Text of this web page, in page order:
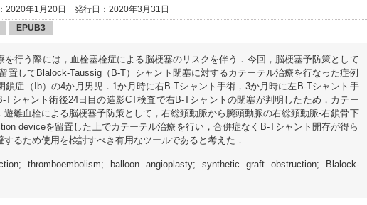
2020年1月20日
発行日：2020年3月31日
EPUB3
を行う際には，血栓塞栓症による脳梗塞のリスクを伴う．今回，脳梗塞予防策として
置してBlalock-Taussig（B-T）シャント閉塞に対するカテーテル治療を行なった症例
鎖症（Ib）の4か月男児．1か月時に右B-Tシャント手術，3か月時に左B-Tシャント手
Tシャント術後24日目の造影CT検査で右B-Tシャントの閉塞が判明したため，カテー
遊離血栓による脳梗塞予防策として，右総頚動脈から腕頭動脈の右総頚動脈-右鎖骨下
deviceを留置した上でカテーテル治療を行い，合併症なくB-Tシャント開存が得ら
るため使用を検討すべき有用なツールであると考えた．
thromboembolism; balloon angioplasty; synthetic graft obstruction; Blalock-